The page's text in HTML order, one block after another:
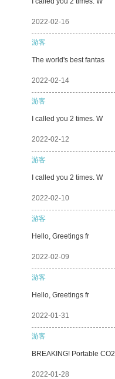
2022-02-16
游客
The world's best fantas
2022-02-14
游客
I called you 2 times. W
2022-02-12
游客
I called you 2 times. W
2022-02-10
游客
Hello, Greetings fr
2022-02-09
游客
Hello, Greetings fr
2022-01-31
游客
BREAKING! Portable CO2
2022-01-28